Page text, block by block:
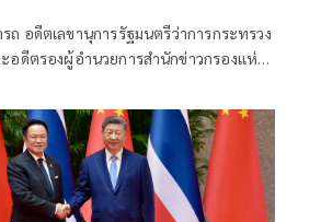
อดีตเลขานุการรัฐมนตรีว่าการกระทรวง
อดีตรองผู้อำนวยการสำนักข่าวกรองแห่ง